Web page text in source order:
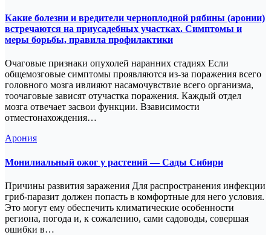
Какие болезни и вредители черноплодной рябины (аронии)
встречаются на приусадебных участках. Симптомы и
меры борьбы, правила профилактики
Очаговые признаки опухолей наранних стадиях Если
общемозговые симптомы проявляются из-за поражения всего
головного мозга ивлияют насамочувствие всего организма,
тоочаговые зависят отучастка поражения. Каждый отдел
мозга отвечает засвои функции. Взависимости
отместонахождения…
Арония
Монилиальный ожог у растений — Сады Сибири
Причины развития заражения Для распространения инфекции
гриб-паразит должен попасть в комфортные для него условия.
Это могут ему обеспечить климатические особенности
региона, погода и, к сожалению, сами садоводы, совершая
ошибки в…